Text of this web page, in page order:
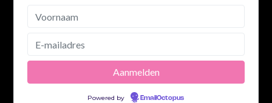
Powered by EmailOctopus